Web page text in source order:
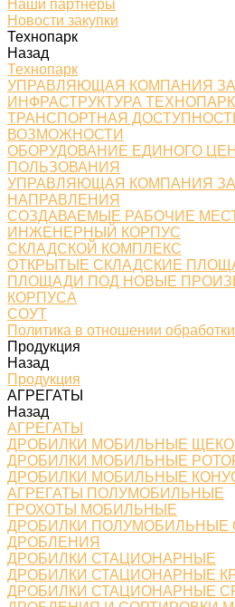
Наши партнеры
Новости закупки
Технопарк
Назад
Технопарк
УПРАВЛЯЮЩАЯ КОМПАНИЯ
ИНФРАСТРУКТУРА
ТРАНСПОРТНАЯ
ВОЗМОЖНОСТИ
ОБОРУДОВАНИЕ ЕДИНОГО
ПОЛЬЗОВАНИЯ
УПРАВЛЯЮЩАЯ КОМПАНИЯ
НАПРАВЛЕНИЯ
СОЗДАВАЕМЫЕ РАБОЧИЕ
ИНЖЕНЕРНЫЙ КОРПУС
СКЛАДСКОЙ КОМПЛЕКС
ОТКРЫТЫЕ СКЛАДСКИЕ
ПЛОЩАДИ ПОД НОВЫЕ
КОРПУСА
СОУТ
Политика в отношении
Продукция
Назад
Продукция
АГРЕГАТЫ
Назад
АГРЕГАТЫ
ДРОБИЛКИ МОБИЛЬНЫЕ
ДРОБИЛКИ МОБИЛЬНЫЕ
ДРОБИЛКИ МОБИЛЬНЫЕ
АГРЕГАТЫ ПОЛУМОБИЛЬНЫЕ
ГРОХОТЫ МОБИЛЬНЫЕ
ДРОБИЛКИ ПОЛУМОБИЛЬНЫЕ
ДРОБЛЕНИЯ
ДРОБИЛКИ СТАЦИОНАРНЫЕ
ДРОБИЛКИ СТАЦИОНАРНЫЕ
ДРОБИЛКИ СТАЦИОНАРНЫЕ